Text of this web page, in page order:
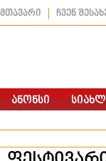
მთავარი ჩვენ